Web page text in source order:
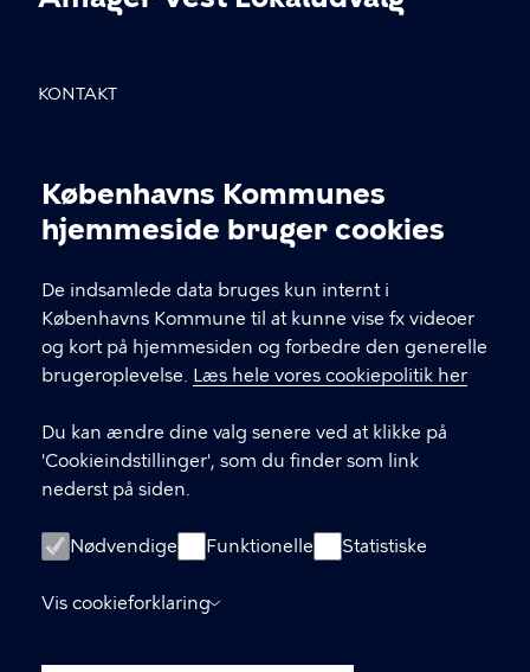
Cookieindstillinger
Københavns Kommunes
hjemmeside bruger cookies
De indsamlede data bruges kun internt i
Københavns Kommune til at kunne vise fx videoer
og kort på hjemmesiden og forbedre den generelle
brugeroplevelse. Læs hele vores cookiepolitik her
Du kan ændre dine valg senere ved at klikke på
'Cookieindstillinger', som du finder som link
nederst på siden.
Nødvendige Funktionelle Statistiske
Vis cookieforklaring
KONTAKT
info@avlu.dk
21 51 39 35
LINKS
Facebook
Instagram
Kontakt os
Nyhedsbrev
Amager Vest Borgerpanel